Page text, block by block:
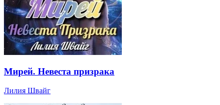
Мирей. Невеста призрака
Лилия Швайг